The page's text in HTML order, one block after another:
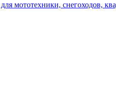
мототехники, снегоходов,